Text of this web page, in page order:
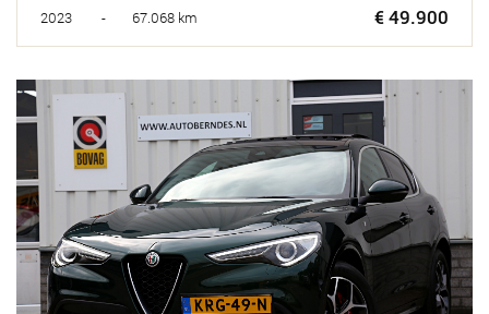
2023 - 67.068 km € 49.900